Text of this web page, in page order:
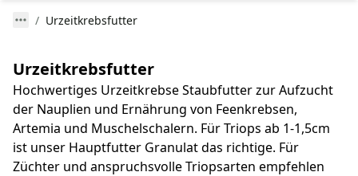
Urzeitkrebsfutter
Urzeitkrebsfutter
Hochwertiges Urzeitkrebse Staubfutter zur Aufzucht
der Nauplien und Ernährung von Feenkrebsen,
Artemia und Muschelschalern. Für Triops ab 1-1,5cm
ist unser Hauptfutter Granulat das richtige. Für
Züchter und anspruchsvolle Triopsarten empfehlen